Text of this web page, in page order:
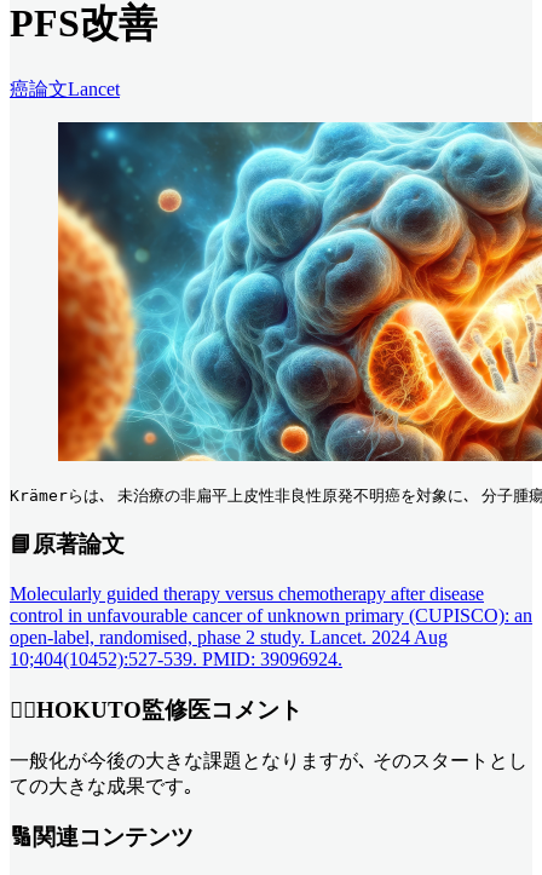
PFS改善
癌論文Lancet
Krämerらは､ 未治療の非扁平上皮性非良性原発不明癌を対象に､ 分子腫
📘原著論文
Molecularly guided therapy versus chemotherapy after disease
control in unfavourable cancer of unknown primary (CUPISCO): an
open-label, randomised, phase 2 study. Lancet. 2024 Aug
10;404(10452):527-539. PMID: 39096924.
👨‍⚕HOKUTO監修医コメント
一般化が今後の大きな課題となりますが､ そのスタートとし
ての大きな成果です｡
🔢関連コンテンツ